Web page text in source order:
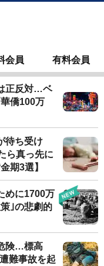
会員 有料会員
正反対…ベ
僑100万
待ち受け
ら真っ先に
期3選】
めに1700万
｣の悲劇的
険…標高
難事故を起